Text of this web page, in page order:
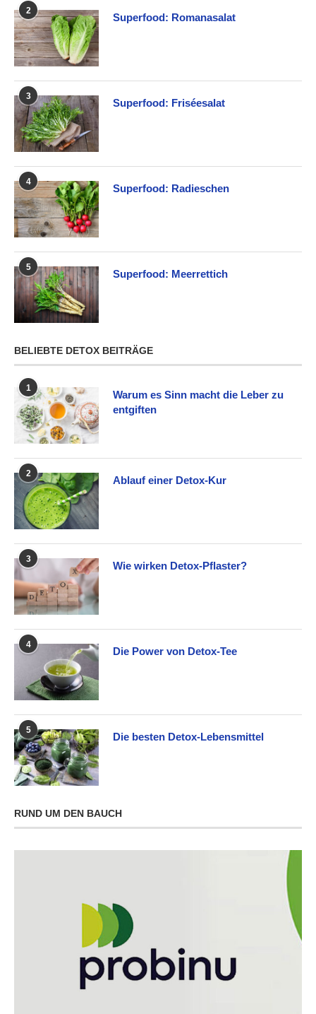
2
Superfood: Romanasalat
3
Superfood: Friséesalat
4
Superfood: Radieschen
5
Superfood: Meerrettich
BELIEBTE DETOX BEITRÄGE
1
Warum es Sinn macht die Leber zu
entgiften
2
Ablauf einer Detox-Kur
3
Wie wirken Detox-Pflaster?
4
Die Power von Detox-Tee
5
Die besten Detox-Lebensmittel
RUND UM DEN BAUCH